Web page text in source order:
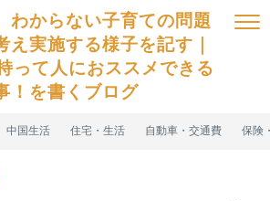
わからない子育ての問題
え実施する様子を記す｜
って人におススメできる
！を書くブログ
中国生活 住宅・生活 自動車・交通費 保険